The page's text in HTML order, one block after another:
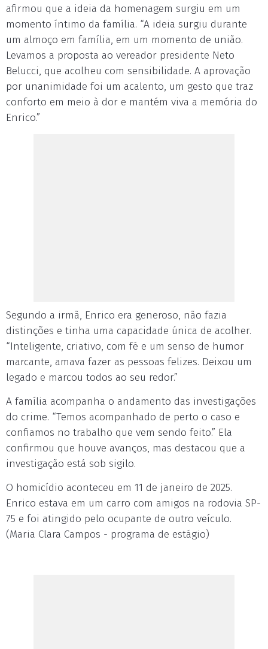
afirmou que a ideia da homenagem surgiu em um
momento íntimo da família. “A ideia surgiu durante
um almoço em família, em um momento de união.
Levamos a proposta ao vereador presidente Neto
Belucci, que acolheu com sensibilidade. A aprovação
por unanimidade foi um acalento, um gesto que traz
conforto em meio à dor e mantém viva a memória do
Enrico.”
Segundo a irmã, Enrico era generoso, não fazia
distinções e tinha uma capacidade única de acolher.
“Inteligente, criativo, com fé e um senso de humor
marcante, amava fazer as pessoas felizes. Deixou um
legado e marcou todos ao seu redor.”
A família acompanha o andamento das investigações
do crime. “Temos acompanhado de perto o caso e
confiamos no trabalho que vem sendo feito.” Ela
confirmou que houve avanços, mas destacou que a
investigação está sob sigilo.
O homicídio aconteceu em 11 de janeiro de 2025.
Enrico estava em um carro com amigos na rodovia SP-
75 e foi atingido pelo ocupante de outro veículo.
(Maria Clara Campos - programa de estágio)